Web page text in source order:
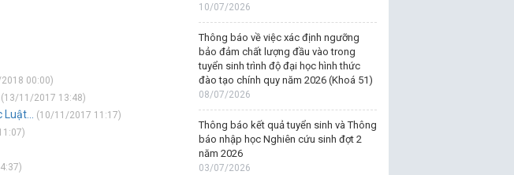
00:00)
(13/11/2017 13:48)
(10/11/2017 11:17)
10/07/2026
Thông báo về việc xác định ngưỡng
bảo đảm chất lượng đầu vào trong
tuyển sinh trình độ đại học hình thức
đào tạo chính quy năm 2026 (Khoá 51)
08/07/2026
Thông báo kết quả tuyển sinh và Thông
báo nhập học Nghiên cứu sinh đợt 2
năm 2026
03/07/2026